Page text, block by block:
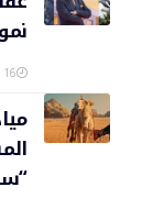
16 يوليو، 2026